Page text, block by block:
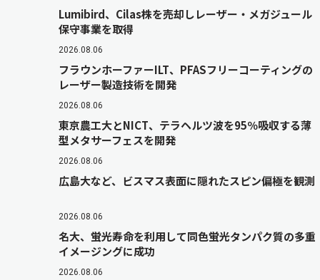
Lumibird、Cilas株を売却しレーザー・メガジュール
保守事業を取得
2026.08.06
フラウンホーファーILT、PFASフリーコーティングの
レーザー製造技術を開発
2026.08.06
東京農工大とNICT、テラヘルツ波を95％吸収する薄
型メタサーフェスを開発
2026.08.06
広島大など、ビスマス表面に隠れたスピン偏極を観測
2026.08.06
名大、蛍光寿命を利用して同色蛍光タンパク質の多重
イメージングに成功
2026.08.06